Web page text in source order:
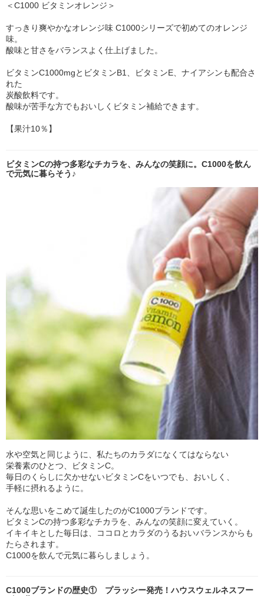
＜C1000 ビタミンオレンジ＞
すっきり爽やかなオレンジ味 C1000シリーズで初めてのオレンジ
味。
酸味と甘さをバランスよく仕上げました。
ビタミンC1000mgとビタミンB1、ビタミンE、ナイアシンも配合さ
れた
炭酸飲料です。
酸味が苦手な方でもおいしくビタミン補給できます。
【果汁10％】
ビタミンCの持つ多彩なチカラを、みんなの笑顔に。C1000を飲ん
で元気に暮らそう♪
水や空気と同じように、私たちのカラダになくてはならない
栄養素のひとつ、ビタミンC。
毎日のくらしに欠かせないビタミンCをいつでも、おいしく、
手軽に摂れるように。
そんな思いをこめて誕生したのがC1000ブランドです。
ビタミンCの持つ多彩なチカラを、みんなの笑顔に変えていく。
イキイキとした毎日は、ココロとカラダのうるおいバランスからも
たらされます。
C1000を飲んで元気に暮らしましょう。
C1000ブランドの歴史① プラッシー発売！ハウスウェルネスフー